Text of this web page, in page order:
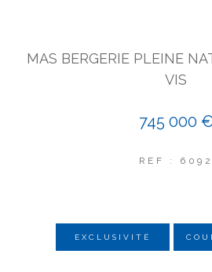
MAS BERGERIE PLEINE
VIS
745 000 €
REF : 6092
EXCLUSIVITÉ
Rechercher